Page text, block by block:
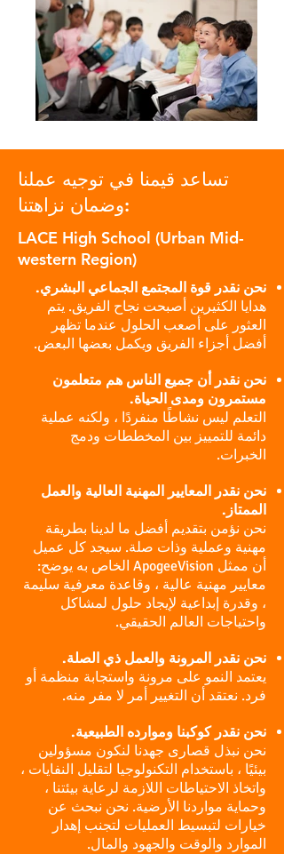
تساعد قيمنا في توجيه عملنا
وضمان نزاهتنا:
LACE High School (Urban Mid-
western Region)
نحن نقدر قوة المجتمع الجماعي البشري.
هدايا الكثيرين أصبحت نجاح الفريق. يتم
العثور على أصعب الحلول عندما تظهر
أفضل أجزاء الفريق ويكمل بعضها البعض.
نحن نقدر أن جميع الناس هم متعلمون
مستمرون ومدى الحياة.
التعلم ليس نشاطًا منفردًا ، ولكنه عملية
دائمة للتمييز بين المخططات ودمج
الخبرات.
نحن نقدر المعايير المهنية العالية والعمل
الممتاز.
نحن نؤمن بتقديم أفضل ما لدينا بطريقة
مهنية وعملية وذات صلة. سيجد كل عميل
أن ممثل ApogeeVision الخاص به يوضح:
معايير مهنية عالية ، وقاعدة معرفية سليمة
، وقدرة إبداعية لإيجاد حلول لمشاكل
واحتياجات العالم الحقيقي.
نحن نقدر المرونة والعمل ذي الصلة.
يعتمد النمو على مرونة واستجابة منظمة أو
فرد. نعتقد أن التغيير أمر لا مفر منه.
نحن نقدر كوكبنا وموارده الطبيعية.
نحن نبذل قصارى جهدنا لنكون مسؤولين
بيئيًا ، باستخدام التكنولوجيا لتقليل النفايات ،
واتخاذ الاحتياطات اللازمة لرعاية بيئتنا ،
وحماية مواردنا الأرضية. نحن نبحث عن
خيارات لتبسيط العمليات لتجنب إهدار
الموارد والوقت والجهود والمال.